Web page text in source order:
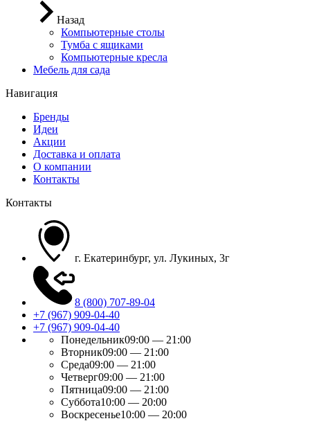
Назад
Компьютерные столы
Тумба с ящиками
Компьютерные кресла
Мебель для сада
Навигация
Бренды
Идеи
Акции
Доставка и оплата
О компании
Контакты
Контакты
г. Екатеринбург, ул. Лукиных, 3г
8 (800) 707-89-04
+7 (967) 909-04-40
+7 (967) 909-04-40
Понедельник09:00 — 21:00
Вторник09:00 — 21:00
Среда09:00 — 21:00
Четверг09:00 — 21:00
Пятница09:00 — 21:00
Суббота10:00 — 20:00
Воскресенье10:00 — 20:00